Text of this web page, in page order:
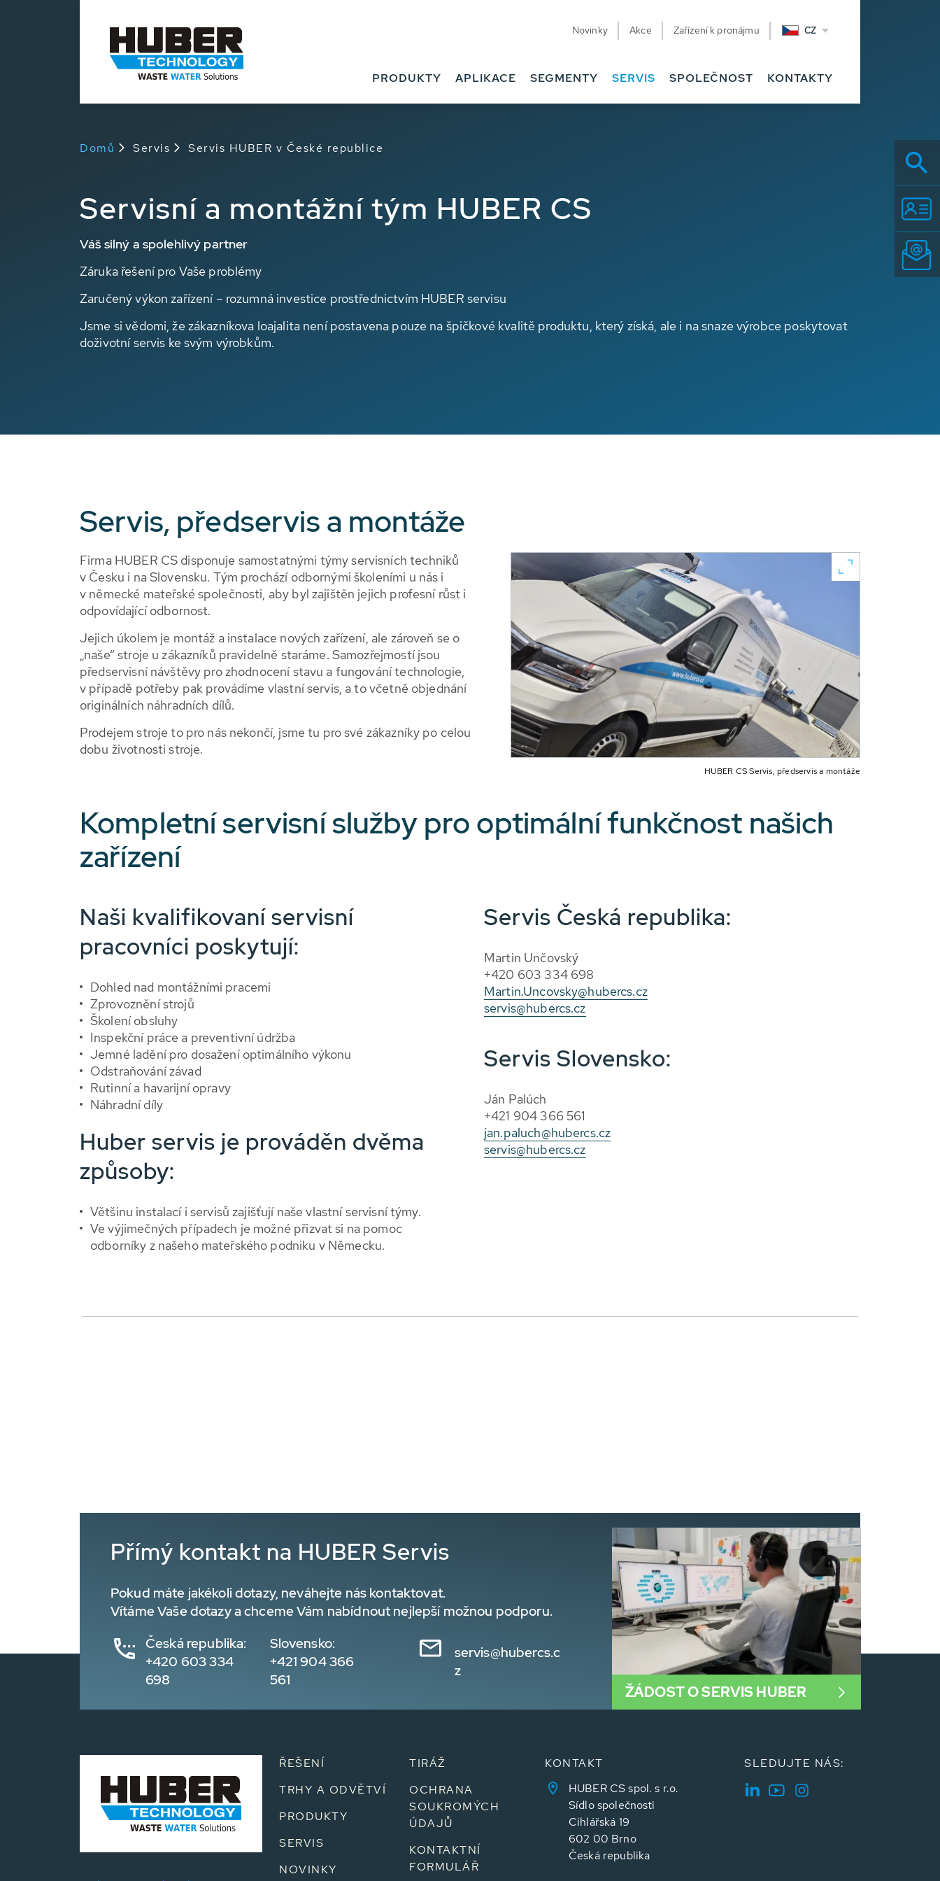
Novinky Akce Zařízení k pronájmu CZ
PRODUKTY APLIKACE SEGMENTY SERVIS SPOLEČNOST KONTAKTY
Domů Servis Servis HUBER v České republice
Servisní a montážní tým HUBER CS
Váš silný a spolehlivý partner
Záruka řešení pro Vaše problémy
Zaručený výkon zařízení – rozumná investice prostřednictvím HUBER servisu
Jsme si vědomi, že zákazníkova loajalita není postavena pouze na špičkové kvalitě produktu, který získá, ale i na snaze výrobce poskytovat
doživotní servis ke svým výrobkům.
Servis, předservis a montáže
HUBER CS Servis, předservis a montáže
Firma HUBER CS disponuje samostatnými týmy servisních techniků
v Česku i na Slovensku. Tým prochází odbornými školeními u nás i
v německé mateřské společnosti, aby byl zajištěn jejich profesní růst i
odpovídající odbornost.
Jejich úkolem je montáž a instalace nových zařízení, ale zároveň se o
„naše“ stroje u zákazníků pravidelně staráme. Samozřejmostí jsou
předservisní návštěvy pro zhodnocení stavu a fungování technologie,
v případě potřeby pak provádíme vlastní servis, a to včetně objednání
originálních náhradních dílů.
Prodejem stroje to pro nás nekončí, jsme tu pro své zákazníky po celou
dobu životnosti stroje.
Kompletní servisní služby pro optimální funkčnost našich
zařízení
Naši kvalifikovaní servisní
pracovníci poskytují:
Dohled nad montážními pracemi
Zprovoznění strojů
Školení obsluhy
Inspekční práce a preventivní údržba
Jemné ladění pro dosažení optimálního výkonu
Odstraňování závad
Rutinní a havarijní opravy
Náhradní díly
Huber servis je prováděn dvěma
způsoby:
Většinu instalací i servisů zajišťují naše vlastní servisní týmy.
Ve výjimečných případech je možné přizvat si na pomoc
odborníky z našeho mateřského podniku v Německu.
Servis Česká republika:
Martin Unčovský
+420 603 334 698
Martin.Uncovsky@hubercs.cz
servis@hubercs.cz
Servis Slovensko:
Ján Palúch
+421 904 366 561
jan.paluch@hubercs.cz
servis@hubercs.cz
Přímý kontakt na HUBER Servis
Pokud máte jakékoli dotazy, neváhejte nás kontaktovat.
Vítáme Vaše dotazy a chceme Vám nabídnout nejlepší možnou podporu.
Česká republika:
+420 603 334
698
Slovensko:
+421 904 366
561
servis@hubercs.c
z
ŽÁDOST O SERVIS HUBER
ŘEŠENÍ
TRHY A ODVĚTVÍ
PRODUKTY
SERVIS
NOVINKY
TIRÁŽ
OCHRANA
SOUKROMÝCH
ÚDAJŮ
KONTAKTNÍ
FORMULÁŘ
KONTAKT
HUBER CS spol. s r.o.
Sídlo společnosti
Cihlářská 19
602 00 Brno
Česká republika
SLEDUJTE NÁS: